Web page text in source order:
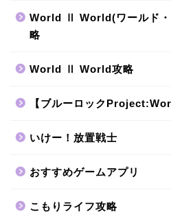
World Ⅱ World(ワールド・
略
World Ⅱ World攻略
【ブルーロック
いけー！放置戦士
おすすめゲームアプリ
こもりライフ攻略